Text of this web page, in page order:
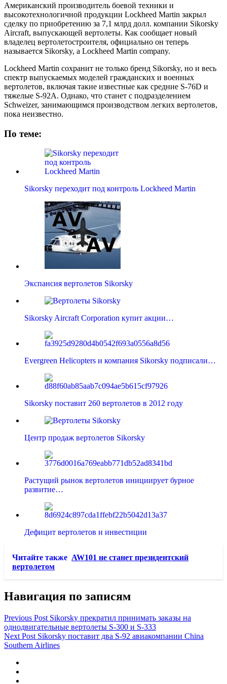
Американский производитель боевой техники и
высокотехнологичной продукции Lockheed Martin закрыл
сделку по приобретению за 7,1 млрд долл. компании Sikorsky
Aircraft, выпускающей вертолеты. Как сообщает новый
владелец вертолетостроителя, официально он теперь
называется Sikorsky, a Lockheed Martin company.
Lockheed Martin сохранит не только бренд Sikorsky, но и весь
спектр выпускаемых моделей гражданских и военных
вертолетов, включая такие известные как средние S-76D и
тяжелые S-92A. Однако, что станет с подразделением
Schweizer, занимающимся производством легких вертолетов,
пока неизвестно.
По теме:
Sikorsky переходит под контроль Lockheed Martin
Экспансия вертолетов Sikorsky
Sikorsky Aircraft Corporation купит акции…
Evergreen Helicopters и компания Sikorsky подписали…
Sikorsky поставит 260 вертолетов в 2012 году
Центр продаж вертолетов Sikorsky
Растущий рынок вертолетов инициирует бурное
развитие…
Дефицит вертолетов и инвестиции
Читайте также AW101 не станет президентский
вертолетом
Навигация по записям
Previous Post Sikorsky прекратил принимать заказы на
однодвигательные вертолеты S-300 и S-333
Next Post Sikorsky поставит два S-92 авиакомпании China
Southern Airlines